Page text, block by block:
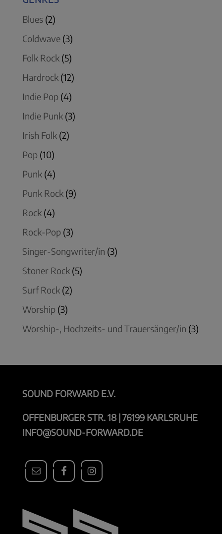
Blues (2)
Coldwave (3)
Folk Rock (5)
Hardrock (12)
Indie Pop (4)
Indie Punk (3)
Irish Folk (2)
Pop (10)
Punk (4)
Punk Rock (9)
Rock (4)
Rock-Pop (3)
Singer-Songwriter/in (3)
Stoner Rock (5)
Surf Rock (2)
Worship (3)
Worship-, Hochzeits- und Trauersänger/in (3)
SOUND FORWARD E.V.
OFFENBURGER STR. 18 | 76199 KARLSRUHE
INFO@SOUND-FORWARD.DE